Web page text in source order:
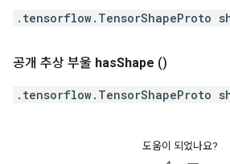
.tensorflow.TensorShapeProto
공개 추상 부울 hasShape ()
.tensorflow.TensorShapeProto
도움이 되었나요?